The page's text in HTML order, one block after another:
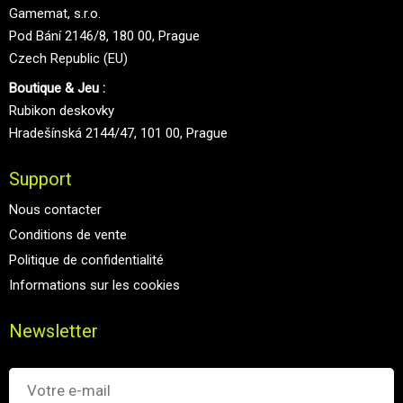
Gamemat, s.r.o.
Pod Bání 2146/8, 180 00, Prague
Czech Republic (EU)
Boutique & Jeu :
Rubikon deskovky
Hradešínská 2144/47, 101 00, Prague
Support
Nous contacter
Conditions de vente
Politique de confidentialité
Informations sur les cookies
Newsletter